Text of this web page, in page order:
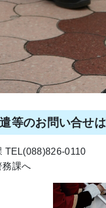
等のお問い合せは
TEL(088)826-0110
務課へ